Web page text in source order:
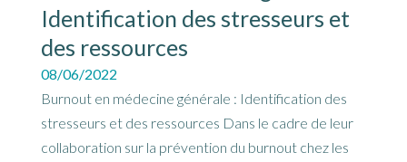
Identification des stresseurs et
des ressources
08/06/2022
Burnout en médecine générale : Identification des
stresseurs et des ressources Dans le cadre de leur
collaboration sur la prévention du burnout chez les